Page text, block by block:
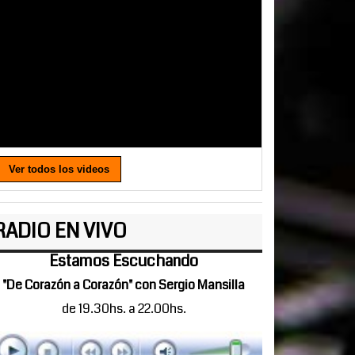
Ver todos los videos
EN VIVO
Estamos Escuchando
"De Corazón a Corazón" con Sergio Mansilla
de 19.30hs. a 22.00hs.